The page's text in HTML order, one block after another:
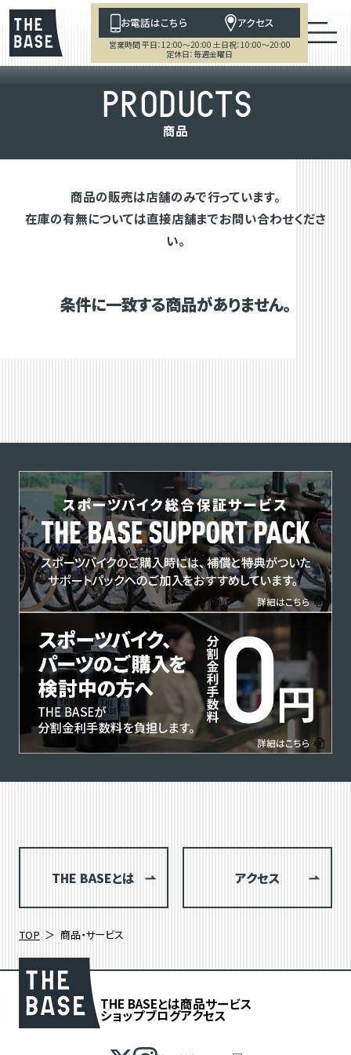
お電話はこちら アクセス
営業時間 平日：12:00～20:00 土日祝：10:00～20:00
定休日：毎週金曜日
PRODUCTS
商品
商品の販売は店舗のみで行っています。
在庫の有無については直接店舗までお問い合わせくださ
い。
条件に一致する商品がありません。
THE BASEとは アクセス
TOP 商品・サービス
THE BASEとは商品サービス
ショップブログアクセス